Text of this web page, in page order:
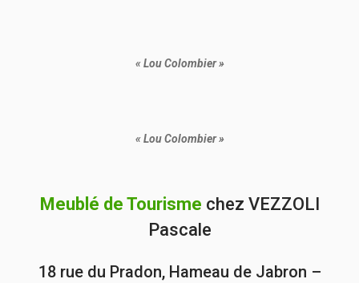
« Lou Colombier »
« Lou Colombier »
Meublé de Tourisme chez VEZZOLI
Pascale
18 rue du Pradon, Hameau de Jabron –